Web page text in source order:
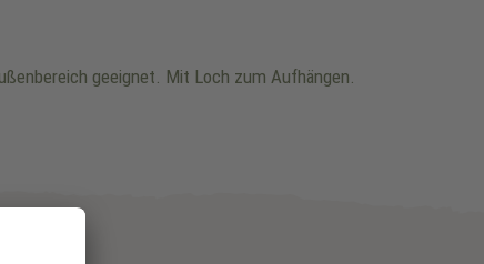
geeignet. Mit Loch zum Aufhängen.